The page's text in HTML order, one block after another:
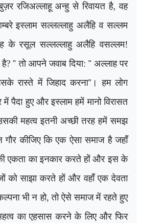
रजिअल्लाहू अन्हु से रिवायत है,वह
इस्लाम सल्लल्लाहु अलैहि व सल्लम
के रसूल सल्लल्लाहु अलैहि वसल्लम!
है? ''तो आपने जवाब दिया:'' अल्लाह पर
रास्ते में जिहाद करना'' । हम लोग
में पैदा हुए और इस्लाम हमें मानो विरासत
महत्व इतनी अच्छी तरह हमें समझ
कीजिए कि एक ऐसा समाज है जहाँ
एकता का इनकार करते हों और इस के
को साझा करते हों और वहाँ एक देवता
भी न हो,तो ऐसे समाज में रहते हुए
का एहसास करने के लिए और फिर